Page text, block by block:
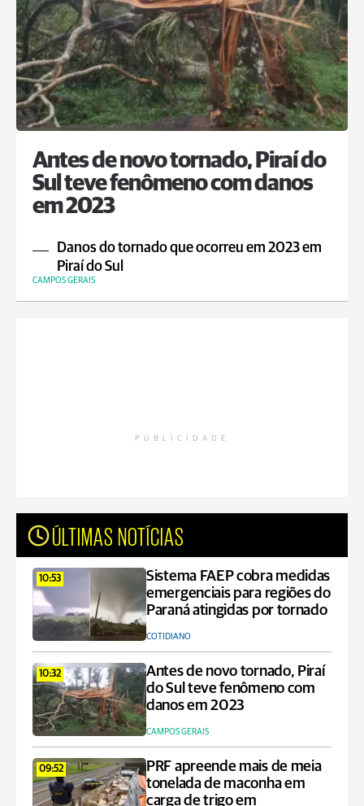
Antes de novo tornado, Piraí do
Sul teve fenômeno com danos
em 2023
Danos do tornado que ocorreu em 2023 em
Piraí do Sul
CAMPOS GERAIS
PUBLICIDADE
ÚLTIMAS NOTÍCIAS
10:53
Sistema FAEP cobra medidas
emergenciais para regiões do
Paraná atingidas por tornado
COTIDIANO
10:32
Antes de novo tornado, Piraí
do Sul teve fenômeno com
danos em 2023
CAMPOS GERAIS
09:52
PRF apreende mais de meia
tonelada de maconha em
carga de trigo em